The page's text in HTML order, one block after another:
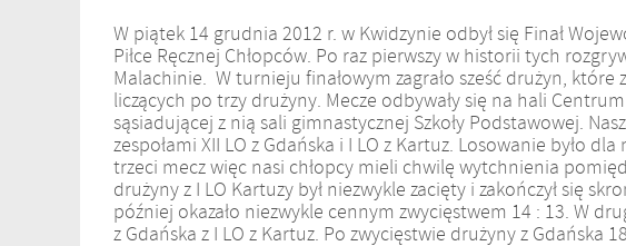
W piątek 14 grudnia 2012 r. w Kwidzynie odbył się Finał
Piłce Ręcznej Chłopców. Po raz pierwszy w historii tych
Malachinie. W turnieju finałowym zagrało sześć drużyn,
liczących po trzy drużyny. Mecze odbywały się na hali
sąsiadującej z nią sali gimnastycznej Szkoły Podstawowej.
zespołami XII LO z Gdańska i I LO z Kartuz. Losowanie było
trzeci mecz więc nasi chłopcy mieli chwilę wytchnienia
drużyny z I LO Kartuzy był niezwykle zacięty i zakończył się
później okazało niezwykle cennym zwycięstwem 14 : 13. W
z Gdańska z I LO z Kartuz. Po zwycięstwie drużyny z Gdańska